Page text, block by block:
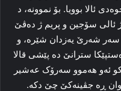
ئالا بوویا. بۆ نموونه‌، د
فۆلکلۆری ده‌ کو د 1887 ده‌ ژ ئالی سۆجین و پریم ژ ده‌ڤێ
سه‌ر شه‌رێ یه‌زدان شێره‌، و
سترانێ ده‌ پێشی قالا
کو ئه‌و هه‌موو سه‌رۆک عه‌شیر
ڕه‌ جڤینه‌کێ چێ دکه‌.